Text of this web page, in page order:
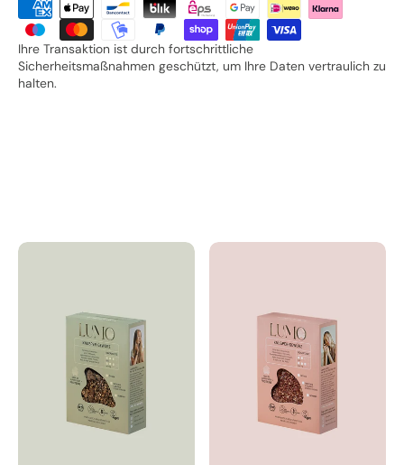
Ihre Transaktion ist durch fortschrittliche
Sicherheitsmaßnahmen geschützt, um Ihre Daten vertraulich zu
halten.
Könnte direbenfallsgefallen: